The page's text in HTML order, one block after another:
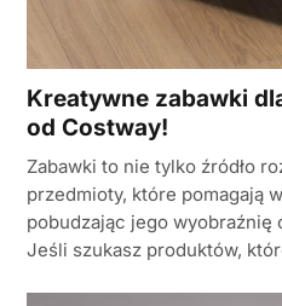
Kreatywne zabawki
od Costway!
Zabawki to nie tylko źródło
przedmioty, które pomagają
pobudzając jego wyobraźnię
Jeśli szukasz produktów,